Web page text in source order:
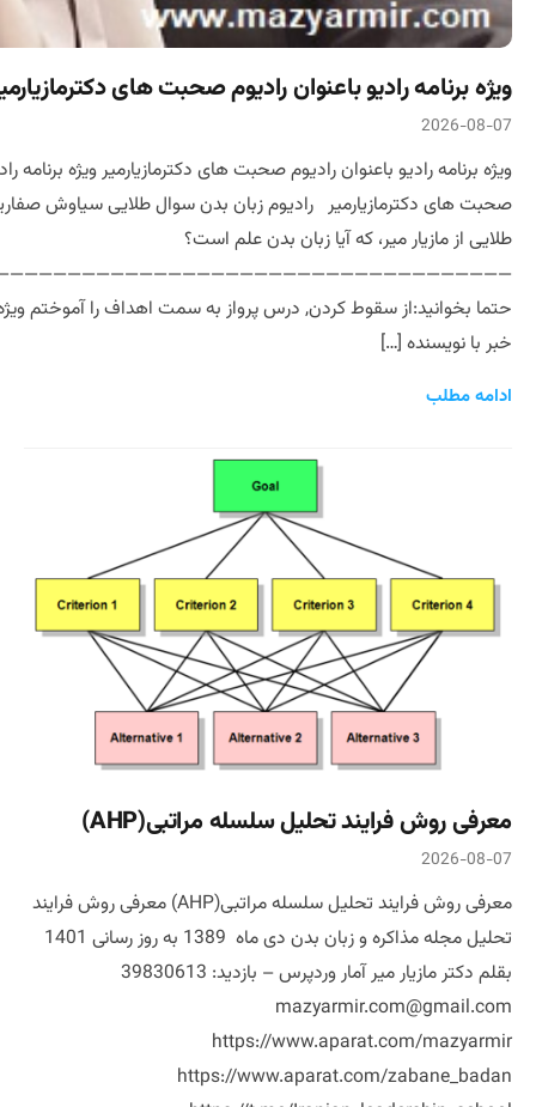
ویژه برنامه رادیو باعنوان رادیوم صحبت های
2026-08-07
ویژه برنامه رادیو باعنوان رادیوم صحبت های دکترمازیارمیر ویژه برنامه
صحبت های دکترمازیارمیر رادیوم زبان بدن سوال طلایی سیاوش
طلایی از مازیار میر، که آیا زبان بدن علم است؟
حتما بخوانید:از سقوط کردن, درس پرواز به سمت اهداف را آموختم
خبر با نویسنده […]
ادامه مطلب
معرفی روش فرایند تحلیل سلسله مراتبی(AHP)
2026-08-07
معرفی روش فرایند تحلیل سلسله مراتبی(AHP) معرفی روش فرایند
تحلیل مجله مذاکره و زبان بدن دی ماه 1389 به روز رسانی 1401
mazyarmir.com@gmail.com
https://www.aparat.com/mazyarmir
https://www.aparat.com/zabane_badan